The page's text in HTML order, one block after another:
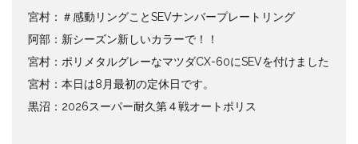
宮村：＃感動リングことSEVナンバープレートリング
阿部：新シーズン新しいカラーで！！
宮村：ポリメタルグレーなマツダCX-60にSEVを付けました
宮村：本日は8月最初の定休日です。
黒沼：2026スーパー耐久第４戦オートポリス